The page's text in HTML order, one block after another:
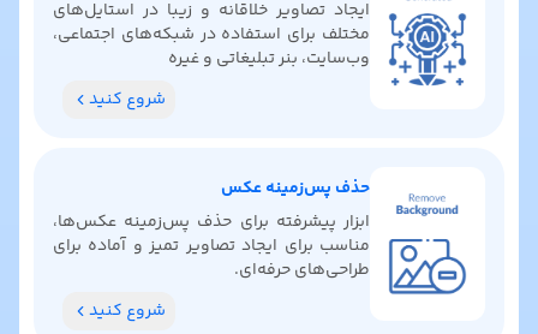
ایجاد تصاویر خلاقانه و زیبا در استایل‌های
مختلف برای استفاده در شبکه‌های اجتماعی،
وب‌سایت، بنر تبلیغاتی و غیره
شروع کنید
حذف پس‌زمینه عکس
ابزار پیشرفته برای حذف پس‌زمینه عکس‌ها،
مناسب برای ایجاد تصاویر تمیز و آماده برای
طراحی‌های حرفه‌ای.
شروع کنید